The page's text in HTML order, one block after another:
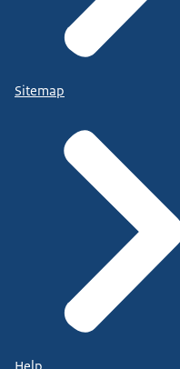
Sitemap